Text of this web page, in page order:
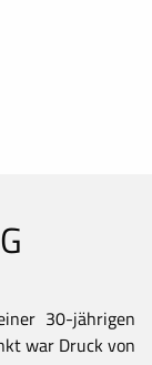
30-jährigen
war Druck von